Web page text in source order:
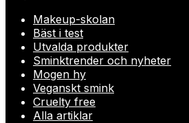
Makeup-skolan
Bäst i test
Utvalda produkter
Sminktrender och nyheter
Mogen hy
Veganskt smink
Cruelty free
Alla artiklar